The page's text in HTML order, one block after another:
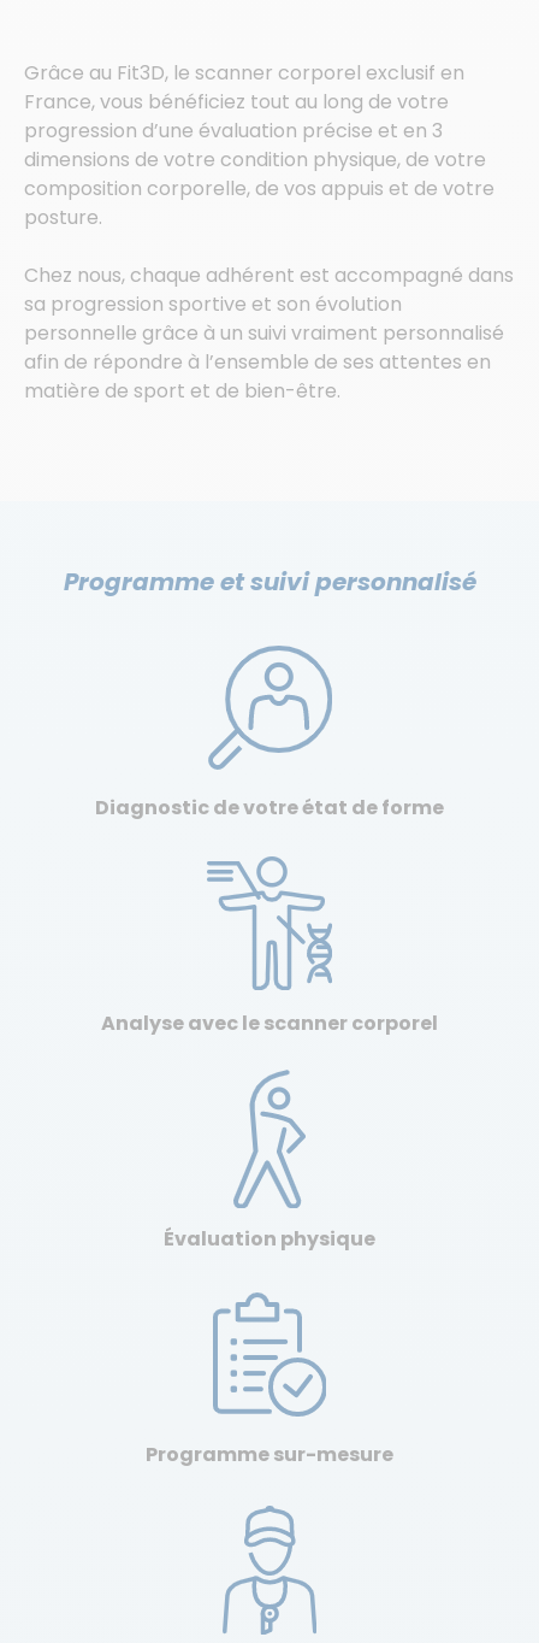
Grâce au Fit3D, le scanner corporel exclusif en
France, vous bénéficiez tout au long de votre
progression d’une évaluation précise et en 3
dimensions de votre condition physique, de votre
composition corporelle, de vos appuis et de votre
posture.
Chez nous, chaque adhérent est accompagné dans
sa progression sportive et son évolution
personnelle grâce à un suivi vraiment personnalisé
afin de répondre à l’ensemble de ses attentes en
matière de sport et de bien-être.
Programme et suivi personnalisé
Diagnostic de votre état de forme
Analyse avec le scanner corporel
Évaluation physique
Programme sur-mesure